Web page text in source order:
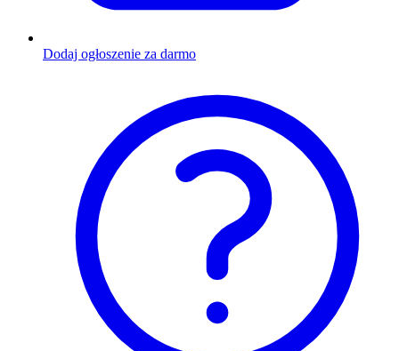
Dodaj ogłoszenie za darmo